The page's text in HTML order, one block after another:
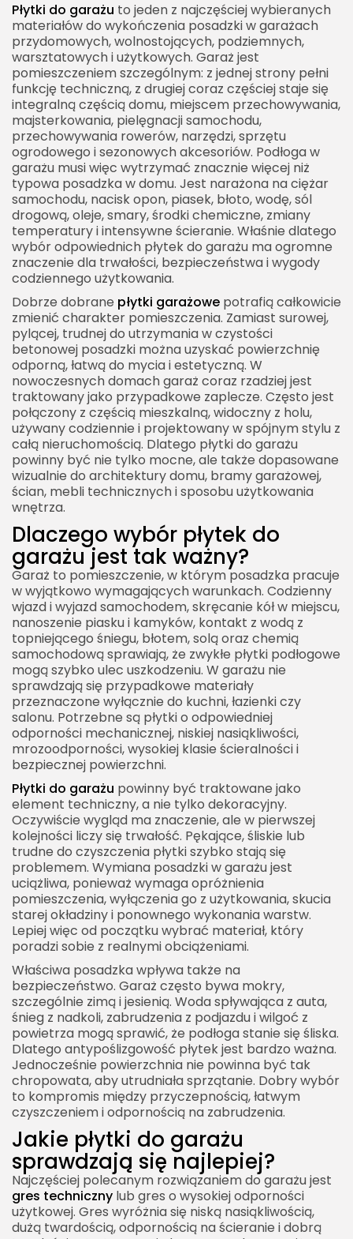
Płytki do garażu to jeden z najczęściej wybieranych
materiałów do wykończenia posadzki w garażach
przydomowych, wolnostojących, podziemnych,
warsztatowych i użytkowych. Garaż jest
pomieszczeniem szczególnym: z jednej strony pełni
funkcję techniczną, z drugiej coraz częściej staje się
integralną częścią domu, miejscem przechowywania,
majsterkowania, pielęgnacji samochodu,
przechowywania rowerów, narzędzi, sprzętu
ogrodowego i sezonowych akcesoriów. Podłoga w
garażu musi więc wytrzymać znacznie więcej niż
typowa posadzka w domu. Jest narażona na ciężar
samochodu, nacisk opon, piasek, błoto, wodę, sól
drogową, oleje, smary, środki chemiczne, zmiany
temperatury i intensywne ścieranie. Właśnie dlatego
wybór odpowiednich płytek do garażu ma ogromne
znaczenie dla trwałości, bezpieczeństwa i wygody
codziennego użytkowania.
Dobrze dobrane płytki garażowe potrafią całkowicie
zmienić charakter pomieszczenia. Zamiast surowej,
pylącej, trudnej do utrzymania w czystości
betonowej posadzki można uzyskać powierzchnię
odporną, łatwą do mycia i estetyczną. W
nowoczesnych domach garaż coraz rzadziej jest
traktowany jako przypadkowe zaplecze. Często jest
połączony z częścią mieszkalną, widoczny z holu,
używany codziennie i projektowany w spójnym stylu z
całą nieruchomością. Dlatego płytki do garażu
powinny być nie tylko mocne, ale także dopasowane
wizualnie do architektury domu, bramy garażowej,
ścian, mebli technicznych i sposobu użytkowania
wnętrza.
Dlaczego wybór płytek do
garażu jest tak ważny?
Garaż to pomieszczenie, w którym posadzka pracuje
w wyjątkowo wymagających warunkach. Codzienny
wjazd i wyjazd samochodem, skręcanie kół w miejscu,
nanoszenie piasku i kamyków, kontakt z wodą z
topniejącego śniegu, błotem, solą oraz chemią
samochodową sprawiają, że zwykłe płytki podłogowe
mogą szybko ulec uszkodzeniu. W garażu nie
sprawdzają się przypadkowe materiały
przeznaczone wyłącznie do kuchni, łazienki czy
salonu. Potrzebne są płytki o odpowiedniej
odporności mechanicznej, niskiej nasiąkliwości,
mrozoodporności, wysokiej klasie ścieralności i
bezpiecznej powierzchni.
Płytki do garażu powinny być traktowane jako
element techniczny, a nie tylko dekoracyjny.
Oczywiście wygląd ma znaczenie, ale w pierwszej
kolejności liczy się trwałość. Pękające, śliskie lub
trudne do czyszczenia płytki szybko stają się
problemem. Wymiana posadzki w garażu jest
uciążliwa, ponieważ wymaga opróżnienia
pomieszczenia, wyłączenia go z użytkowania, skucia
starej okładziny i ponownego wykonania warstw.
Lepiej więc od początku wybrać materiał, który
poradzi sobie z realnymi obciążeniami.
Właściwa posadzka wpływa także na
bezpieczeństwo. Garaż często bywa mokry,
szczególnie zimą i jesienią. Woda spływająca z auta,
śnieg z nadkoli, zabrudzenia z podjazdu i wilgoć z
powietrza mogą sprawić, że podłoga stanie się śliska.
Dlatego antypoślizgowość płytek jest bardzo ważna.
Jednocześnie powierzchnia nie powinna być tak
chropowata, aby utrudniała sprzątanie. Dobry wybór
to kompromis między przyczepnością, łatwym
czyszczeniem i odpornością na zabrudzenia.
Jakie płytki do garażu
sprawdzają się najlepiej?
Najczęściej polecanym rozwiązaniem do garażu jest
gres techniczny lub gres o wysokiej odporności
użytkowej. Gres wyróżnia się niską nasiąkliwością,
dużą twardością, odpornością na ścieranie i dobrą
Klej do płytek garażowych
Fuga do płytek w garażu
Dylatacje w garażu
Płytki do garażu a odpływ liniowy
Hydroizolacja pod płytkami w garażu
Płytki do garażu a próg wjazdowy
Estetyka płytek garażowych
Jak układać płytki w garażu?
Płytki do garażu i ściany garażowe
Płytki do garażu a alternatywne posadzki
Płytki do garażu przydomowego
Płytki do garażu warsztatowego
Płytki do garażu podziemnego
Najczęstsze błędy przy wyborze płytek do garażu
Jak dbać o płytki do garażu?
Płytki do garażu a sprzątanie zimą
Płytki do garażu a ogrzewanie podłogowe
Ile kosztują płytki do garażu?
Czy tanie płytki do garażu są dobrym wyborem?
Płytki do garażu premium
Płytki do garażu a styl wnętrza
Płytki do garażu a przechowywanie
Jak uniknąć pękania płytek w garażu?
Płytki do garażu a podjazd
Płytki do garażu w małym garażu
Płytki do garażu dwustanowiskowego
Montaż płytek do garażu krok po kroku
Najważniejsze parametry płytek do garażu
Kiedy płytki do garażu są najlepszym
rozwiązaniem?
Najważniejsze wnioski praktyczne